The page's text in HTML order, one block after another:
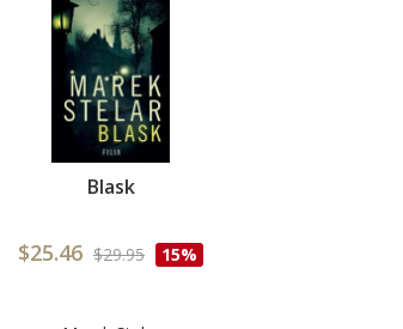
Blask
$25.46 $29.95 15%